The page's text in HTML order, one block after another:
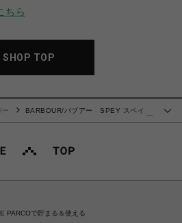
ちら
SHOP TOP
…
ー
BARBOUR/バブアー SPEY スペイ
PARCOで貯まる＆使える